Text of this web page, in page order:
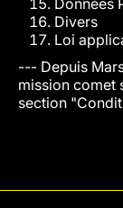
Données
Divers
Loi
--- Depuis
mission comet
section